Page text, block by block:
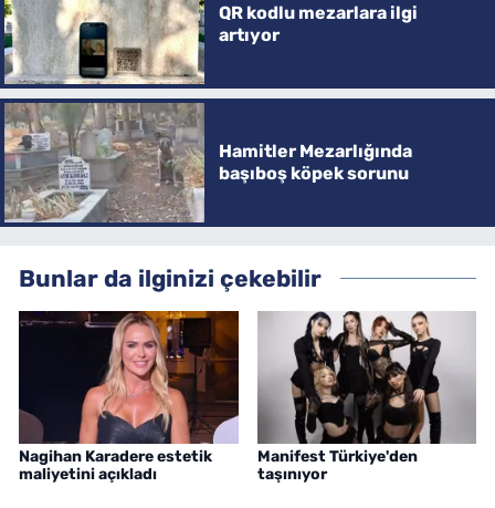
QR kodlu mezarlara ilgi
artıyor
Hamitler Mezarlığında
başıboş köpek sorunu
Bunlar da ilginizi çekebilir
Nagihan Karadere estetik
maliyetini açıkladı
Manifest Türkiye'den
taşınıyor